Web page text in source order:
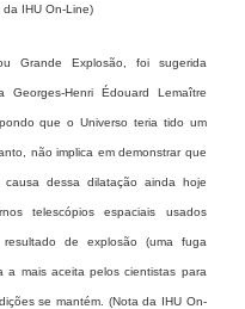
IHU On-Line)
Explosão, foi sugerida
Georges-Henri Édouard Lemaître
que o Universo teria tido um
não implica em demonstrar que
dessa dilatação ainda hoje
telescópios espaciais usados
resultado de explosão (uma fuga
a mais aceita pelos cientistas para
se mantém. (Nota da IHU On-